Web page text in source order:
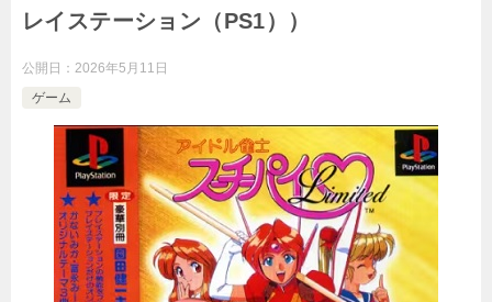
レイステーション（PS1））
公開日： 2026年5月11日
ゲーム